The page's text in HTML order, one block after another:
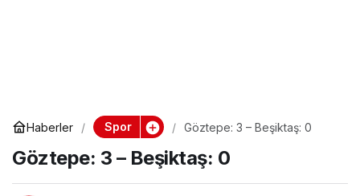
Haberler Spor Göztepe: 3 – Beşiktaş: 0
Göztepe: 3 – Beşiktaş: 0